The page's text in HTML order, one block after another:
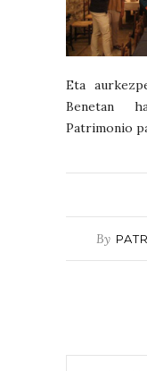
Eta
Benetan
Patrimonio
By